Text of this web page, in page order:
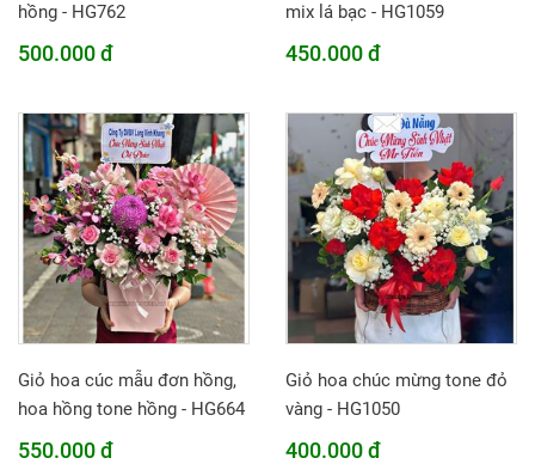
hồng - HG762
500.000 đ
mix lá bạc - HG1059
450.000 đ
Giỏ hoa cúc mẫu đơn hồng,
hoa hồng tone hồng - HG664
550.000 đ
Giỏ hoa chúc mừng tone đỏ
vàng - HG1050
400.000 đ